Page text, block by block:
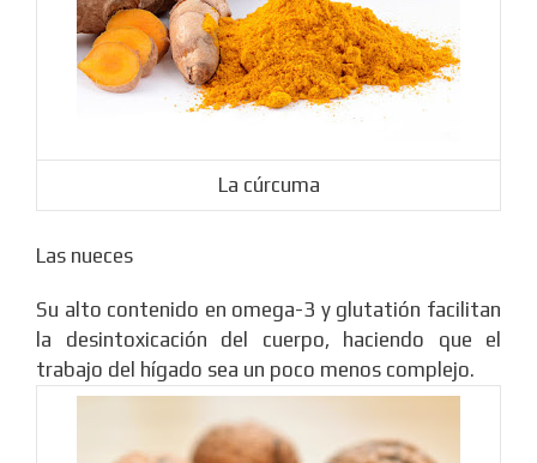
La cúrcuma
Las nueces
Su alto contenido en omega-3 y glutatión facilitan
la desintoxicación del cuerpo, haciendo que el
trabajo del hígado sea un poco menos complejo.